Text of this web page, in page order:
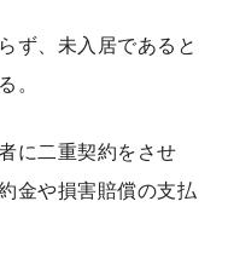
ず、未入居であると
。
に二重契約をさせ
金や損害賠償の支払